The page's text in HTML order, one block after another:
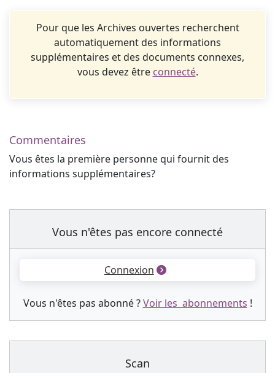
Pour que les Archives ouvertes recherchent
automatiquement des informations
supplémentaires et des documents connexes,
vous devez être connecté.
Commentaires
Vous êtes la première personne qui fournit des
informations supplémentaires?
Vous n'êtes pas encore connecté
Connexion
Vous n'êtes pas abonné ?Voir les abonnements !
Scan